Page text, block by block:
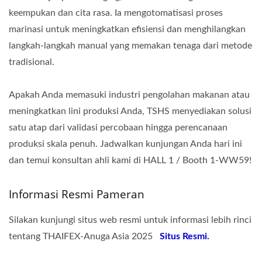
keempukan dan cita rasa. Ia mengotomatisasi proses
marinasi untuk meningkatkan efisiensi dan menghilangkan
langkah-langkah manual yang memakan tenaga dari metode
tradisional.
Apakah Anda memasuki industri pengolahan makanan atau
meningkatkan lini produksi Anda, TSHS menyediakan solusi
satu atap dari validasi percobaan hingga perencanaan
produksi skala penuh. Jadwalkan kunjungan Anda hari ini
dan temui konsultan ahli kami di HALL 1 / Booth 1-WW59!
Informasi Resmi Pameran
Silakan kunjungi situs web resmi untuk informasi lebih rinci
tentang THAIFEX-Anuga Asia 2025 Situs Resmi.